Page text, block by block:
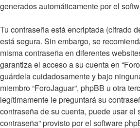
generados automáticamente por el
Tu contraseña está encriptada (cifrado
está segura. Sin embargo, se
misma contraseña en diferentes
garantiza el acceso a su cuenta en
guárdela cuidadosamente y bajo
miembro “ForoJaguar”, phpBB u otra
legítimamente le preguntará su
contraseña de su cuenta, puede usar el
contraseña” provisto por el software